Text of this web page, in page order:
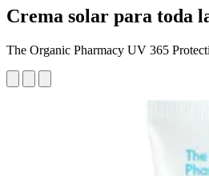
Crema solar para toda
The Organic Pharmacy UV 365